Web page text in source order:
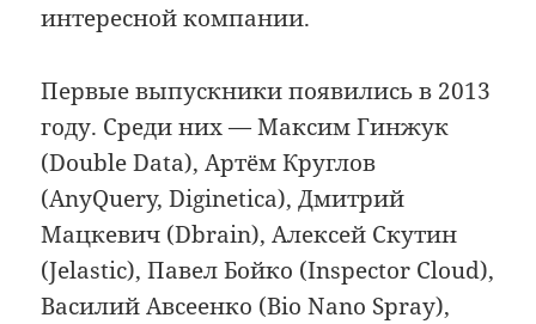
интересной компании.
Первые выпускники появились в 2013
году. Среди них — Максим Гинжук
(Double Data), Артём Круглов
(AnyQuery, Diginetica), Дмитрий
Мацкевич (Dbrain), Алексей Скутин
(Jelastic), Павел Бойко (Inspector Cloud),
Василий Авсеенко (Bio Nano Spray),